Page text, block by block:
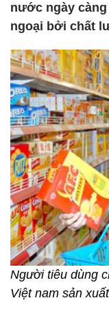
nước ngày
ngoại bởi chất
Người tiêu dùng
Việt nam sản